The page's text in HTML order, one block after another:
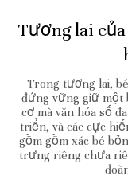
Tương lai
Trong tương lai,
đứng vững giữ một
cơ mà văn hóa số
triển, và các cực
gồm gồm xác bé
trưng riêng chưa